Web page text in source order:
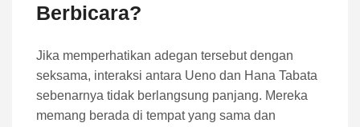
Berbicara?
Jika memperhatikan adegan tersebut dengan
seksama, interaksi antara Ueno dan Hana Tabata
sebenarnya tidak berlangsung panjang. Mereka
memang berada di tempat yang sama dan